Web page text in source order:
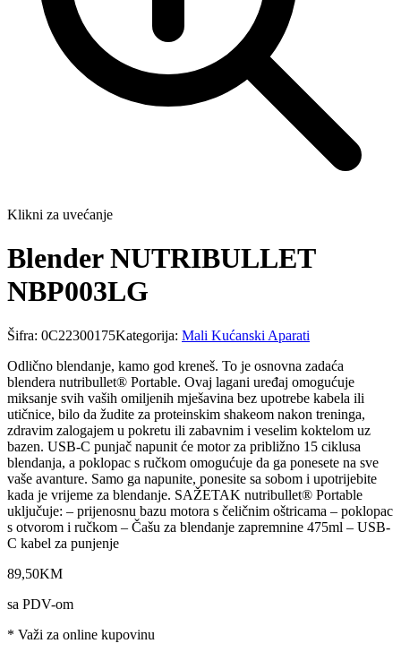
Klikni za uvećanje
Blender NUTRIBULLET
NBP003LG
Šifra: 0C22300175Kategorija: Mali Kućanski Aparati
Odlično blendanje, kamo god kreneš. To je osnovna zadaća
blendera nutribullet® Portable. Ovaj lagani uređaj omogućuje
miksanje svih vaših omiljenih mješavina bez upotrebe kabela ili
utičnice, bilo da žudite za proteinskim shakeom nakon treninga,
zdravim zalogajem u pokretu ili zabavnim i veselim koktelom uz
bazen. USB-C punjač napunit će motor za približno 15 ciklusa
blendanja, a poklopac s ručkom omogućuje da ga ponesete na sve
vaše avanture. Samo ga napunite, ponesite sa sobom i upotrijebite
kada je vrijeme za blendanje. SAŽETAK nutribullet® Portable
uključuje: – prijenosnu bazu motora s čeličnim oštricama – poklopac
s otvorom i ručkom – Čašu za blendanje zapremnine 475ml – USB-
C kabel za punjenje
89,50KM
sa PDV-om
* Važi za online kupovinu